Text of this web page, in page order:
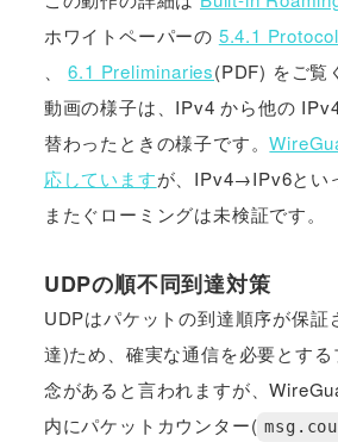
ホワイトペーパーの 5.4.1
、6.1 Preliminaries(PDF) をご覧
動画の様子は、IPv4 から他の
替わったときの様子です。
応していますが、IPv4→IPv6とい
またぐローミングは未検証です。
UDPの順不同到達対策
UDPはパケットの到達順序が保証
達)ため、確実な通信を必要とす
念があると言われますが、
内にパケットカウンター(